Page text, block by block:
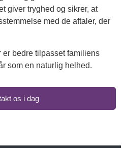
giver tryghed og sikrer, at
med de aftaler, der
er bedre tilpasset familiens
som en naturlig helhed.
os i dag